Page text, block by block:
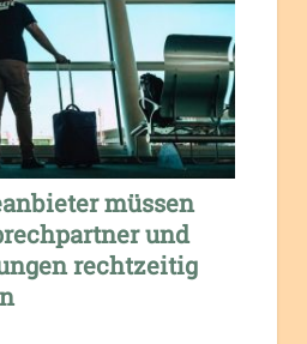
müssen
und
rechtzeitig